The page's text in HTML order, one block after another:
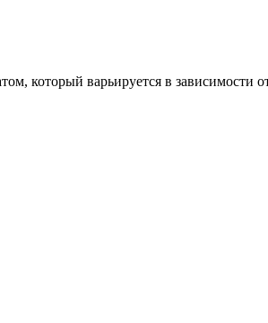
который варьируется в зависимости